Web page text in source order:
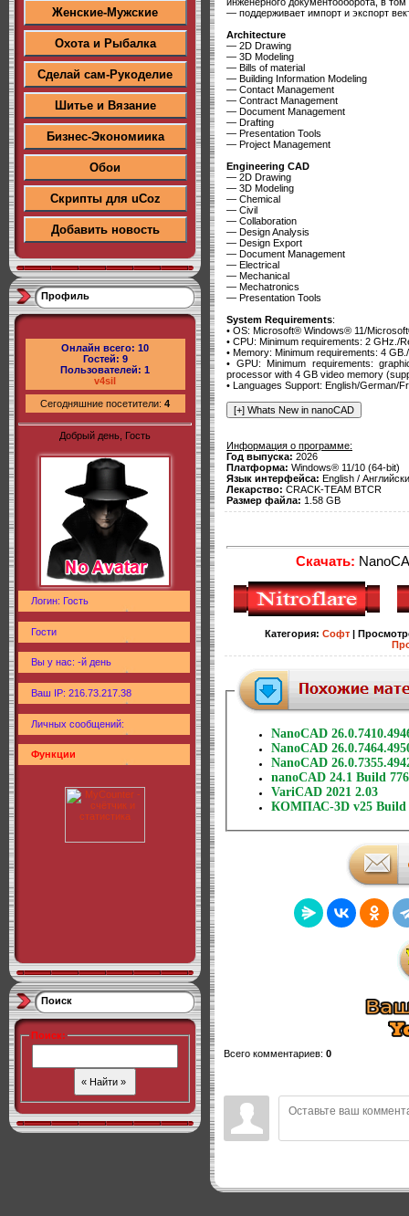
Женские-Мужские
Охота и Рыбалка
Сделай сам-Рукоделие
Шитье и Вязание
Бизнес-Экономиика
Обои
Скрипты для uCoz
Добавить новость
Профиль
Онлайн всего: 10
Гостей: 9
Пользователей: 1
v4sil
Сегодняшние посетители: 4
Добрый день, Гость
Логин: Гость
Гости
Вы у нас: -й день
Ваш IP: 216.73.217.38
Личных сообщений:
Функции
Поиск
Поиск:
— поддерживает импорт и экспорт
Architecture
— 2D Drawing
— 3D Modeling
— Bills of material
— Building Information Modeling
— Contact Management
— Contract Management
— Document Management
— Drafting
— Presentation Tools
— Project Management
Engineering CAD
— 2D Drawing
— 3D Modeling
— Chemical
— Civil
— Collaboration
— Design Analysis
— Design Export
— Document Management
— Electrical
— Mechanical
— Mechatronics
— Presentation Tools
System Requirements:
• OS: Microsoft® Windows® 11/
• CPU: Minimum requirements: 2 GHz./
• Memory: Minimum requirements: 4
• GPU: Minimum requirements:
processor with 4 GB video memory
• Languages Support: English/German/
Информация о программе:
Год выпуска: 2026
Платформа: Windows® 11/10 (64-bit)
Язык интерфейса: English /
Лекарство: CRACK-TEAM BTCR
Размер файла: 1.58 GB
Скачать:
Категория: Софт|
NanoCAD
NanoCAD
NanoCAD
nanoCAD 24.1 Build
VariCAD 2021 2.03
КОМПАС-3D v25 Build
Всего комментариев: 0